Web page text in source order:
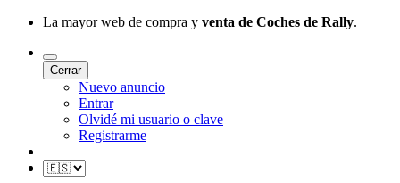
La mayor web de compra y venta de Coches de Rally.
Cerrar
Nuevo anuncio
Entrar
Olvidé mi usuario o clave
Registrarme